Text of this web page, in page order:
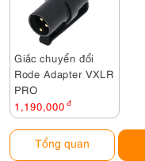
Giắc chuyển đổi
Rode Adapter VXLR
PRO
1,190,000 đ
Tổng quan